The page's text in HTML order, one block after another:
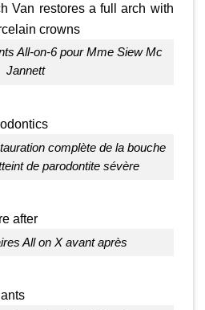
Jannett
de parodontite sévère
All on X avant après